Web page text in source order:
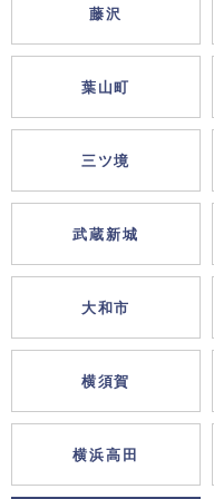
藤沢
葉山町
三ツ境
武蔵新城
大和市
横須賀
横浜高田